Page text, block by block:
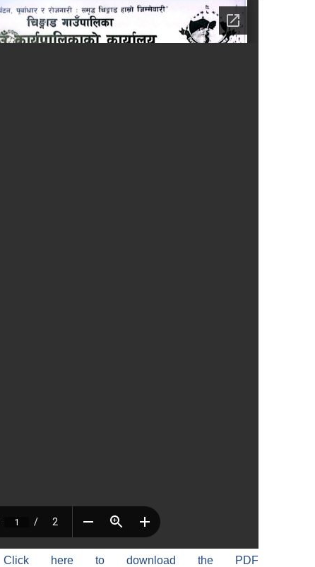
Click here to download the PDF